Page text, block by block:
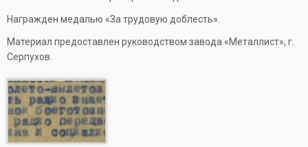
Награжден медалью «За трудовую доблесть».
Материал предоставлен руководством завода «Металлист», г.
Серпухов.